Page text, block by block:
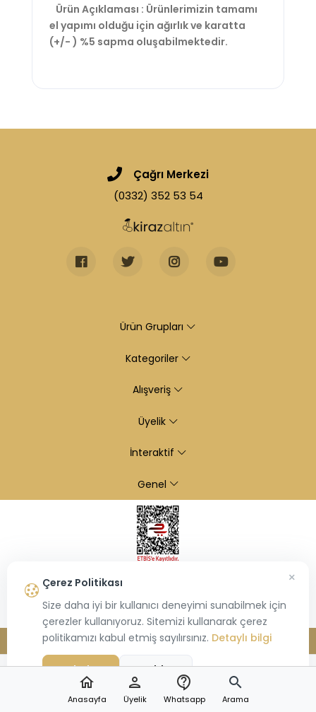
Ürün Açıklaması : Ürünlerimizin tamamı
el yapımı olduğu için ağırlık ve karatta
(+/- ) %5 sapma oluşabilmektedir.
Çağrı Merkezi
(0332) 352 53 54
Ürün Grupları
Kategoriler
Alışveriş
Üyelik
İnteraktif
Genel
© 2026 Kiraz Altın- Tüm hakları saklıdır.
Bu site,Hiosis®tarafından geliştirilmişE-Ticaretpaketleri ile oluşturulmuştur.
home
Anasayfa
person
Üyelik
contact_support
Whatsapp
search
Arama
Çerez Politikası
Size daha iyi bir kullanıcı deneyimi sunabilmek için
çerezler kullanıyoruz. Sitemizi kullanarak çerez
politikamızı kabul etmiş sayılırsınız. Detaylı bilgi
Kabul Et Reddet
×